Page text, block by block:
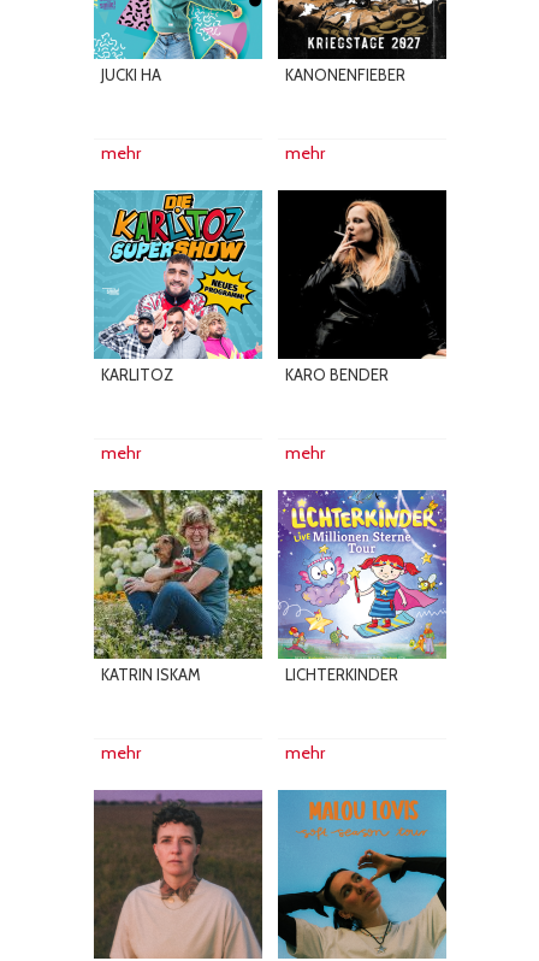
JUCKI HA
mehr
KANONENFIEBER
mehr
KARLITOZ
mehr
KARO BENDER
mehr
KATRIN ISKAM
mehr
LICHTERKINDER
mehr